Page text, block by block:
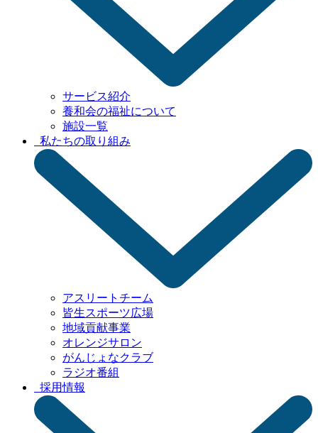
サービス紹介
養和会の福祉について
施設一覧
私たちの取り組み
アスリートチーム
皆生スポーツ広場
地域貢献事業
オレンジサロン
がんじょなクラブ
ラジオ番組
採用情報